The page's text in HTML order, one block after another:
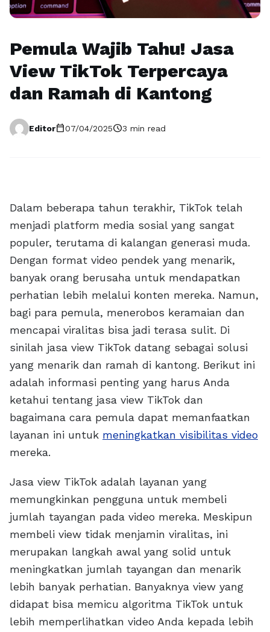
Pemula Wajib Tahu! Jasa
View TikTok Terpercaya
dan Ramah di Kantong
Editorcalendar_today07/04/2025schedule3 min read
Dalam beberapa tahun terakhir, TikTok telah
menjadi platform media sosial yang sangat
populer, terutama di kalangan generasi muda.
Dengan format video pendek yang menarik,
banyak orang berusaha untuk mendapatkan
perhatian lebih melalui konten mereka. Namun,
bagi para pemula, menerobos keramaian dan
mencapai viralitas bisa jadi terasa sulit. Di
sinilah jasa view TikTok datang sebagai solusi
yang menarik dan ramah di kantong. Berikut ini
adalah informasi penting yang harus Anda
ketahui tentang jasa view TikTok dan
bagaimana cara pemula dapat memanfaatkan
layanan ini untuk meningkatkan visibilitas video
mereka.
Jasa view TikTok adalah layanan yang
memungkinkan pengguna untuk membeli
jumlah tayangan pada video mereka. Meskipun
membeli view tidak menjamin viralitas, ini
merupakan langkah awal yang solid untuk
meningkatkan jumlah tayangan dan menarik
lebih banyak perhatian. Banyaknya view yang
didapat bisa memicu algoritma TikTok untuk
lebih memperlihatkan video Anda kepada lebih